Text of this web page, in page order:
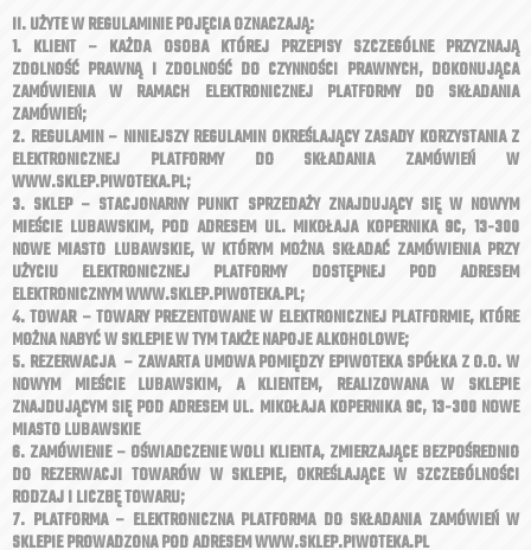
II. UŻYTE W REGULAMINIE POJĘCIA OZNACZAJĄ:
1. KLIENT – KAŻDA OSOBA KTÓREJ PRZEPISY SZCZEGÓLNE PRZYZNAJĄ
ZDOLNOŚĆ PRAWNĄ I ZDOLNOŚĆ DO CZYNNOŚCI PRAWNYCH, DOKONUJĄCA
ZAMÓWIENIA W RAMACH ELEKTRONICZNEJ PLATFORMY DO SKŁADANIA
ZAMÓWIEŃ;
2. REGULAMIN – NINIEJSZY REGULAMIN OKREŚLAJĄCY ZASADY KORZYSTANIA Z
ELEKTRONICZNEJ PLATFORMY DO SKŁADANIA ZAMÓWIEŃ W
WWW.SKLEP.PIWOTEKA.PL;
3. SKLEP – STACJONARNY PUNKT SPRZEDAŻY ZNAJDUJĄCY SIĘ W NOWYM
MIEŚCIE LUBAWSKIM, POD ADRESEM UL. MIKOŁAJA KOPERNIKA 9C, 13-300
NOWE MIASTO LUBAWSKIE, W KTÓRYM MOŻNA SKŁADAĆ ZAMÓWIENIA PRZY
UŻYCIU ELEKTRONICZNEJ PLATFORMY DOSTĘPNEJ POD ADRESEM
ELEKTRONICZNYM WWW.SKLEP.PIWOTEKA.PL;
4. TOWAR – TOWARY PREZENTOWANE W ELEKTRONICZNEJ PLATFORMIE, KTÓRE
MOŻNA NABYĆ W SKLEPIE W TYM TAKŻE NAPOJE ALKOHOLOWE;
5. REZERWACJA – ZAWARTA UMOWA POMIĘDZY EPIWOTEKA SPÓŁKA Z O.O. W
NOWYM MIEŚCIE LUBAWSKIM, A KLIENTEM, REALIZOWANA W SKLEPIE
ZNAJDUJĄCYM SIĘ POD ADRESEM UL. MIKOŁAJA KOPERNIKA 9C, 13-300 NOWE
MIASTO LUBAWSKIE
6. ZAMÓWIENIE – OŚWIADCZENIE WOLI KLIENTA, ZMIERZAJĄCE BEZPOŚREDNIO
DO REZERWACJI TOWARÓW W SKLEPIE, OKREŚLAJĄCE W SZCZEGÓLNOŚCI
RODZAJ I LICZBĘ TOWARU;
7. PLATFORMA – ELEKTRONICZNA PLATFORMA DO SKŁADANIA ZAMÓWIEŃ W
SKLEPIE PROWADZONA POD ADRESEM WWW.SKLEP.PIWOTEKA.PL